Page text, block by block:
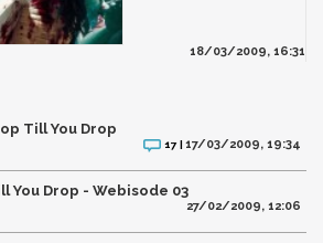
18/03/2009, 16:31
Till You Drop
17 |17/03/2009, 19:34
You Drop - Webisode 03
27/02/2009, 12:06